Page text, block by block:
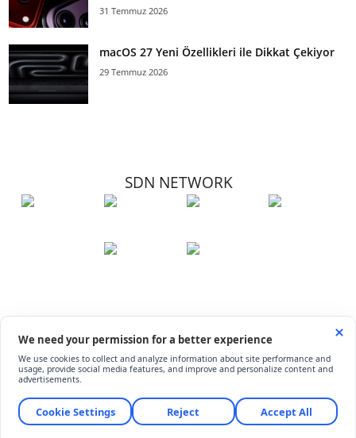
31 Temmuz 2026
macOS 27 Yeni Özellikleri ile Dikkat Çekiyor
29 Temmuz 2026
SDN NETWORK
© ShiftDelete.Net